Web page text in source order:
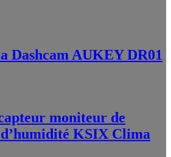
Dashcam AUKEY DR01
moniteur de
KSIX Clima